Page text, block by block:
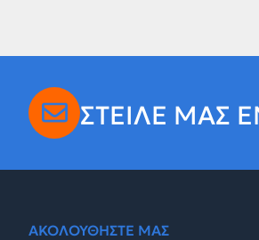
ΣΤΕΙΛΕ ΜΑΣ
ΑΚΟΛΟΥΘΗΣΤΕ ΜΑΣ